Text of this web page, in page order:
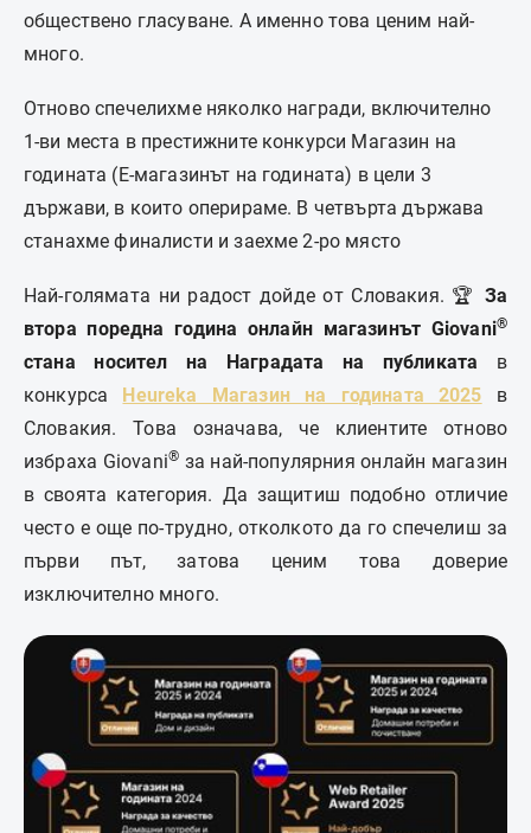
обществено гласуване. А именно това ценим най-
много.
Отново спечелихме няколко награди, включително
1-ви места в престижните конкурси Магазин на
годината (Е-магазинът на годината) в цели 3
държави, в които оперираме. В четвърта държава
станахме финалисти и заехме 2-ро място
Най-голямата ни радост дойде от Словакия. 🏆 За
втора поредна година онлайн магазинът Giovani®
стана носител на Наградата на публиката в
конкурса Heureka Магазин на годината 2025 в
Словакия. Това означава, че клиентите отново
избраха Giovani® за най-популярния онлайн магазин
в своята категория. Да защитиш подобно отличие
често е още по-трудно, отколкото да го спечелиш за
първи път, затова ценим това доверие
изключително много.